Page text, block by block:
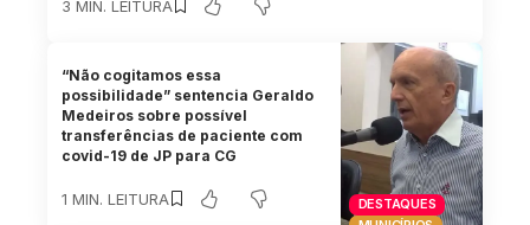
3 MIN. LEITURA
DESTAQUES
“Não cogitamos essa
possibilidade” sentencia Geraldo
Medeiros sobre possível
transferências de paciente com
covid-19 de JP para CG
1 MIN. LEITURA